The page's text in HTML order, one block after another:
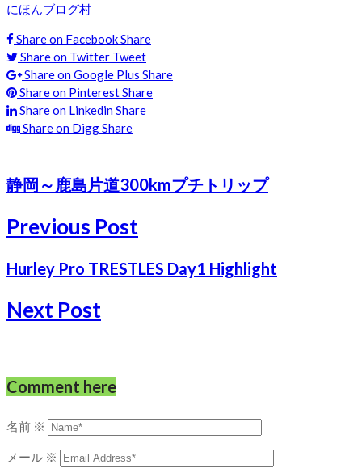
にほんブログ村
Share on FacebookShare
Share on Twitter Tweet
Share on Google Plus Share
Share on PinterestShare
Share on LinkedinShare
Share on DiggShare
静岡～鹿島片道300kmプチトリップ
Previous Post
Hurley Pro TRESTLES Day1 Highlight
Next Post
Comment here
名前 ※
メール ※